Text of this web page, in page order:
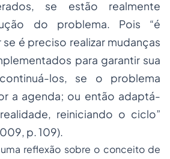
se estão realmente
do problema. Pois “é
se é preciso realizar mudanças
para garantir sua
los, se o problema
a agenda; ou então adaptá-
reiniciando o ciclo”
p. 109).
reflexão sobre o conceito de